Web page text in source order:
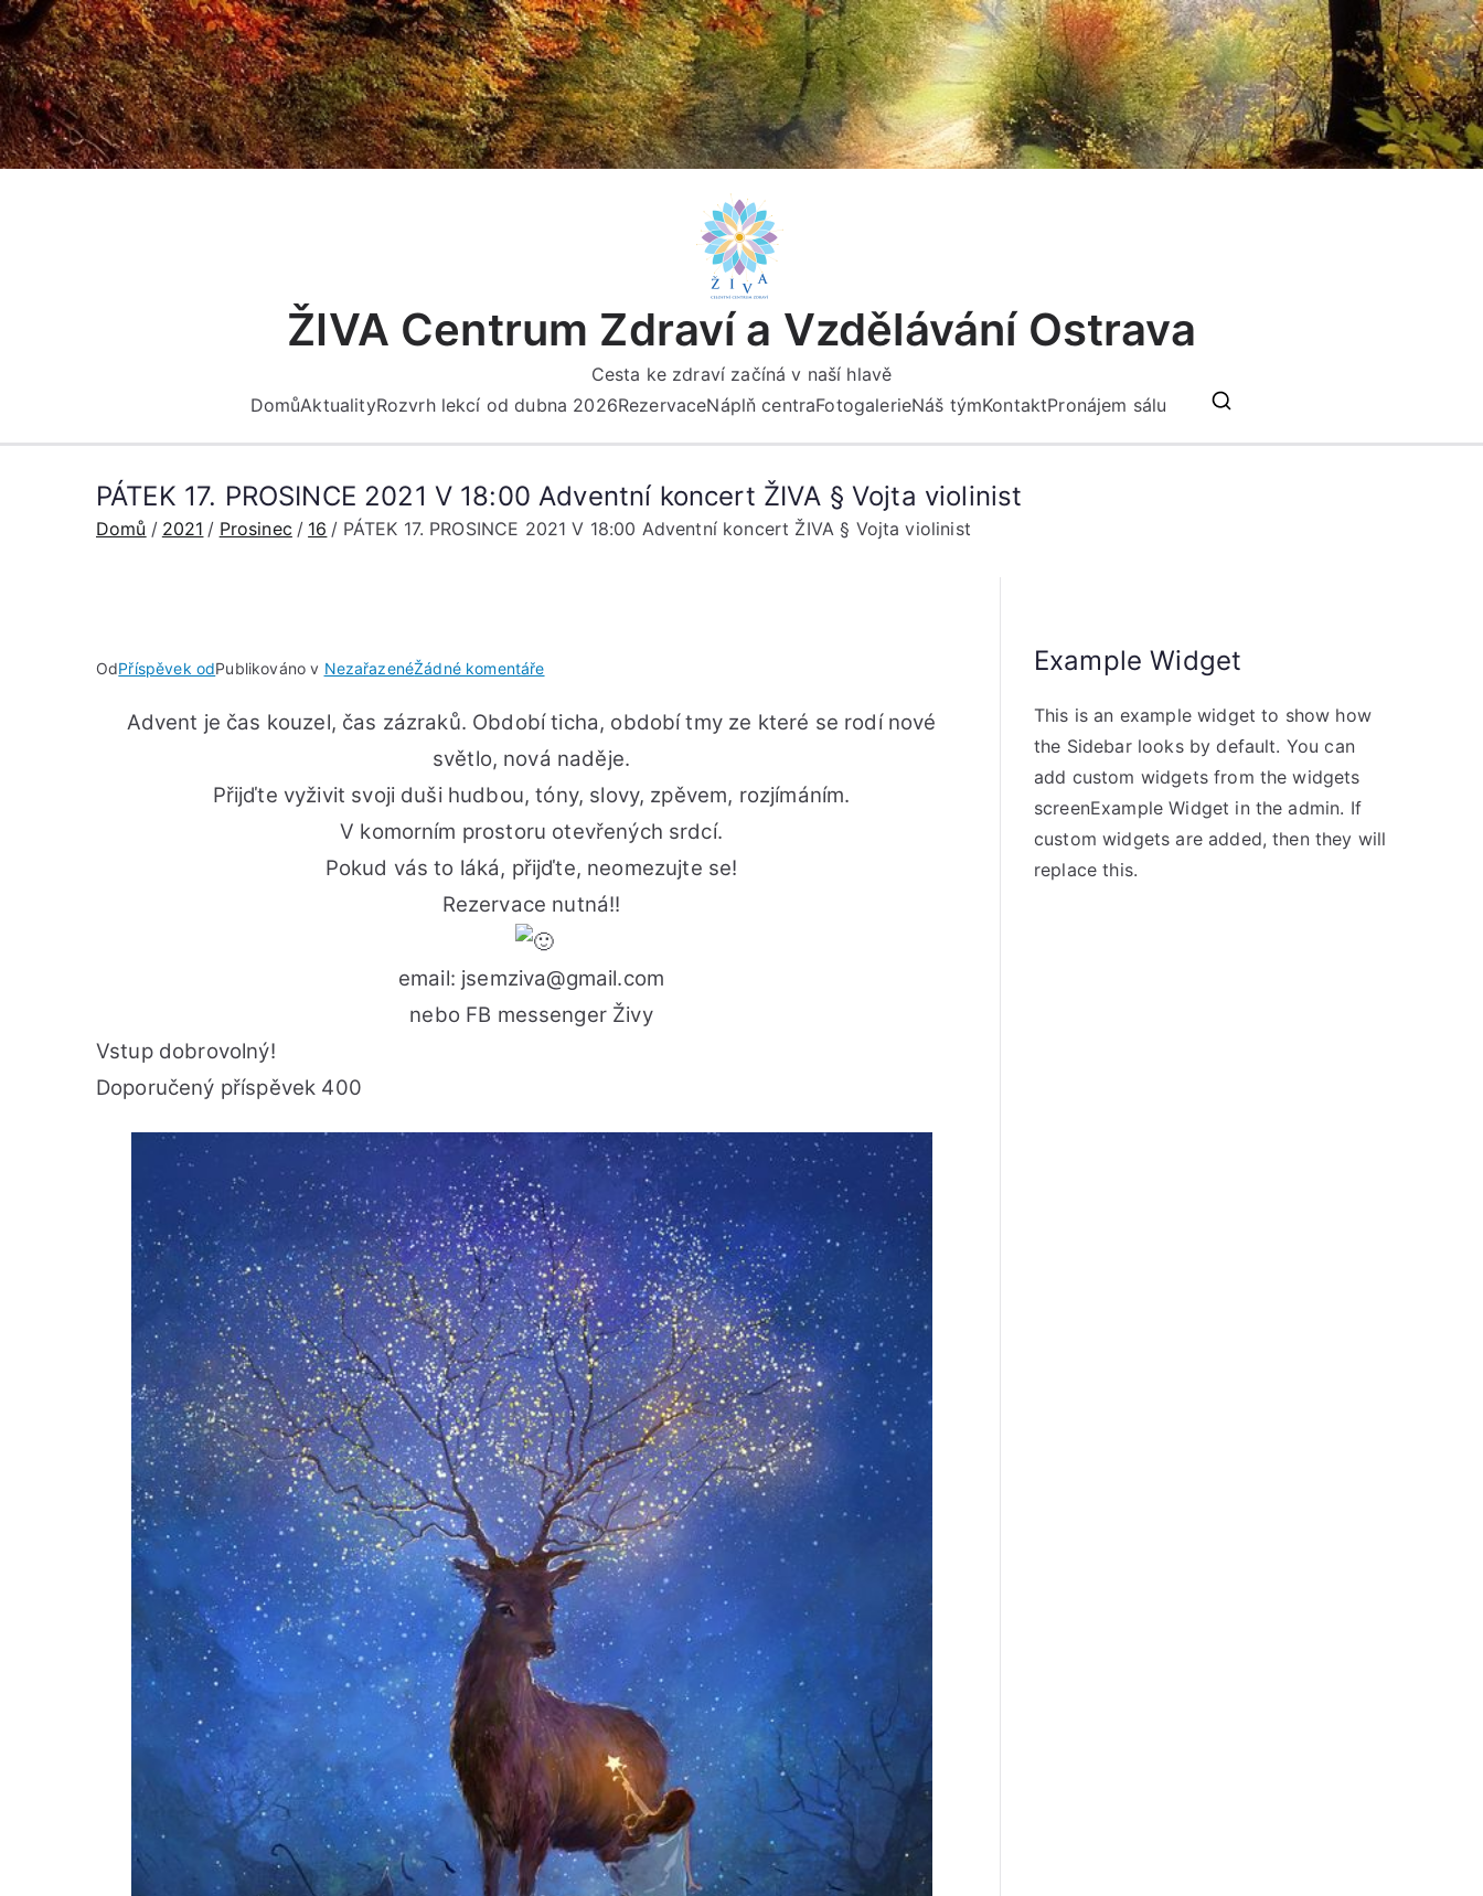
Přeskočit
na
obsah
ŽIVA Centrum Zdraví a Vzdělávání Ostrava
Cesta ke zdraví začíná v naší hlavě
DomůAktualityRozvrh lekcí od dubna 2026RezervaceNáplň centraFotogalerieNáš týmKontaktPronájem sálu
PÁTEK 17. PROSINCE 2021 V 18:00 Adventní koncert ŽIVA § Vojta violinist
Domů 2021 Prosinec 16 PÁTEK 17. PROSINCE 2021 V 18:00 Adventní koncert ŽIVA § Vojta violinist
OdPříspěvek odPublikováno v NezařazenéŽádné komentářeu
17.
PROSINCE
V
18:00
Adventní
ŽIVA
§
Vojta
Advent je čas kouzel, čas zázraků. Období ticha, období tmy ze které se rodí nové
světlo, nová naděje.
Přijďte vyživit svoji duši hudbou, tóny, slovy, zpěvem, rozjímáním.
V komorním prostoru otevřených srdcí.
Pokud vás to láká, přijďte, neomezujte se!
Rezervace nutná!!
email: jsemziva@gmail.com
nebo FB messenger Živy
Vstup dobrovolný!
Doporučený příspěvek 400
Example Widget
This is an example widget to show how
the Sidebar looks by default. You can
add custom widgets from the widgets
screenExample Widget in the admin. If
custom widgets are added, then they will
replace this.